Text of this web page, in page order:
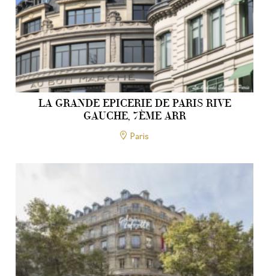
LA GRANDE EPICERIE DE PARIS RIVE
GAUCHE, 7ÈME ARR
Paris